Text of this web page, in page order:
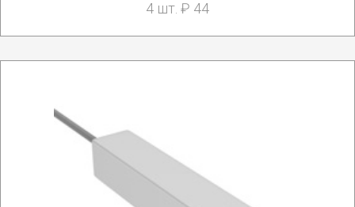
4 шт. ₽ 44